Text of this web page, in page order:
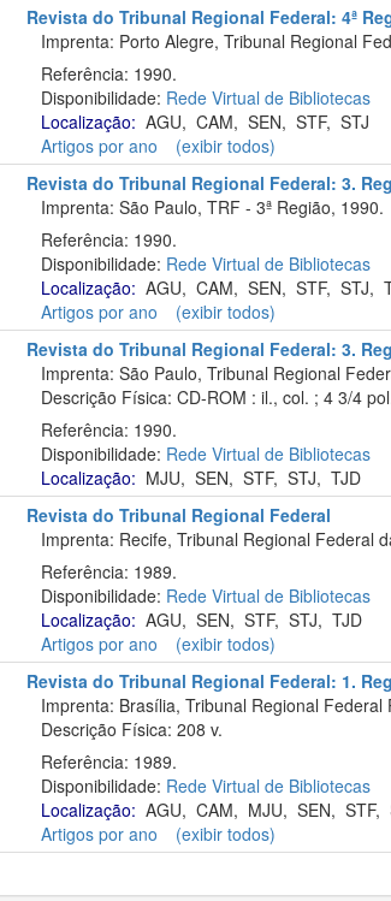
Revista do Tribunal Regional Federal: 4ª
Imprenta: Porto Alegre, Tribunal Regional
Referência: 1990.
Disponibilidade: Rede Virtual de Bibliotecas
Localização: AGU, CAM, SEN, STF, STJ
Artigos por ano
(exibir todos)
Revista do Tribunal Regional Federal: 3.
Imprenta: São Paulo, TRF - 3ª Região, 1990.
Referência: 1990.
Disponibilidade: Rede Virtual de Bibliotecas
Localização: AGU, CAM, SEN, STF, STJ,
Artigos por ano
(exibir todos)
Revista do Tribunal Regional Federal: 3.
Imprenta: São Paulo, Tribunal Regional
Descrição Física: CD-ROM : il., col. ; 4 3/4
Referência: 1990.
Disponibilidade: Rede Virtual de Bibliotecas
Localização: MJU, SEN, STF, STJ, TJD
Revista do Tribunal Regional Federal
Imprenta: Recife, Tribunal Regional Federal
Referência: 1989.
Disponibilidade: Rede Virtual de Bibliotecas
Localização: AGU, SEN, STF, STJ, TJD
Artigos por ano
(exibir todos)
Revista do Tribunal Regional Federal: 1.
Imprenta: Brasília, Tribunal Regional Federal
Descrição Física: 208 v.
Referência: 1989.
Disponibilidade: Rede Virtual de Bibliotecas
Localização: AGU, CAM, MJU, SEN, STF,
Artigos por ano
(exibir todos)